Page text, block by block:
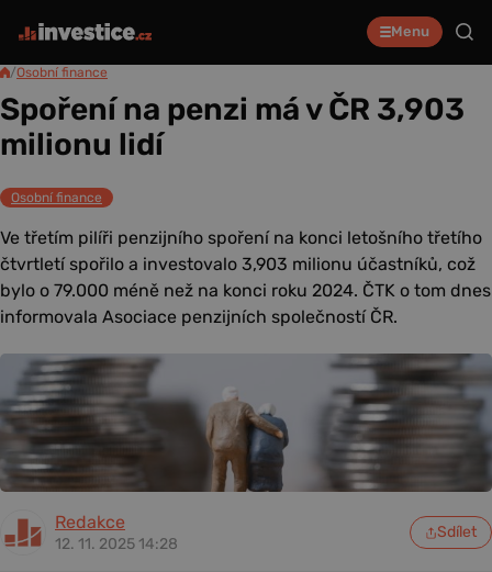
Menu
/Osobní finance
Spoření na penzi má v ČR 3,903
milionu lidí
Osobní finance
Ve třetím pilíři penzijního spoření na konci letošního třetího
čtvrtletí spořilo a investovalo 3,903 milionu účastníků, což
bylo o 79.000 méně než na konci roku 2024. ČTK o tom dnes
informovala Asociace penzijních společností ČR.
Redakce
12. 11. 2025 14:28
Sdílet